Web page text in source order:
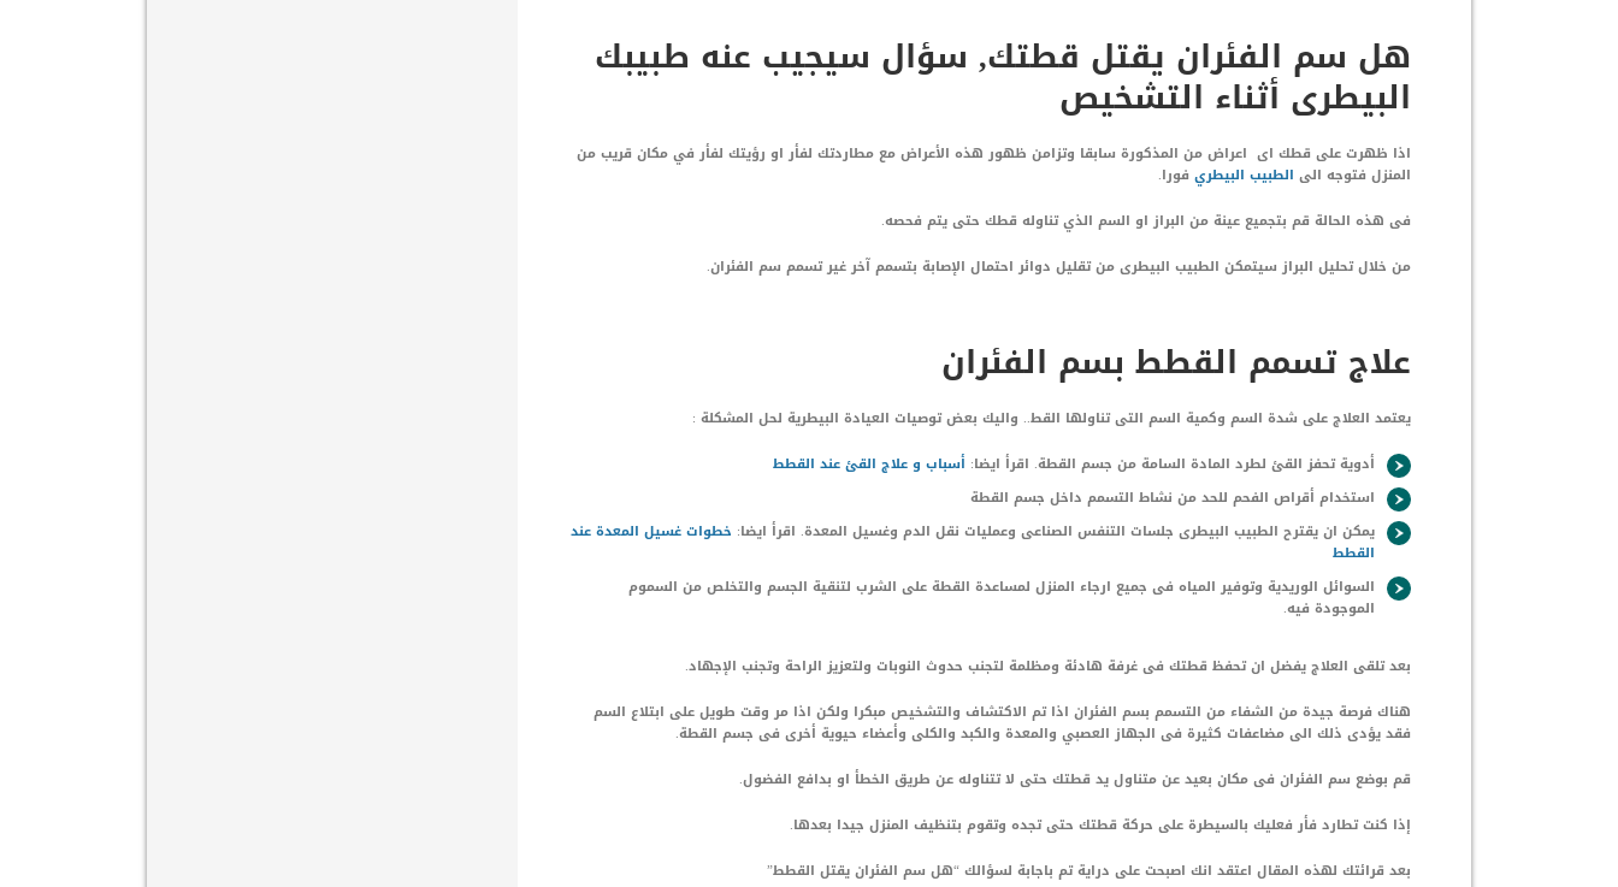
هل سم الفئران يقتل قطتك, سؤال سيجيب عنه طبيبك
البيطرى أثناء التشخيص
اذا ظهرت على قطك اى اعراض من المذكورة سابقا وتزامن ظهور هذه الأعراض مع مطاردتك لفأر او رؤيتك لفأر في مكان قريب من
المنزل فتوجه الى الطبيب البيطري فورا.
فى هذه الحالة قم بتجميع عينة من البراز او السم الذي تناوله قطك حتى يتم فحصه.
من خلال تحليل البراز سيتمكن الطبيب البيطرى من تقليل دوائر احتمال الإصابة بتسمم آخر غير تسمم سم الفئران.
علاج تسمم القطط بسم الفئران
يعتمد العلاج على شدة السم وكمية السم التى تناولها القط.. واليك بعض توصيات العيادة البيطرية لحل المشكلة :
أدوية تحفز القئ لطرد المادة السامة من جسم القطة. اقرأ ايضا: أسباب و علاج القئ عند القطط
استخدام أقراص الفحم للحد من نشاط التسمم داخل جسم القطة
يمكن ان يقترح الطبيب البيطرى جلسات التنفس الصناعى وعمليات نقل الدم وغسيل المعدة. اقرأ ايضا: خطوات غسيل المعدة عند
القطط
السوائل الوريدية وتوفير المياه فى جميع ارجاء المنزل لمساعدة القطة على الشرب لتنقية الجسم والتخلص من السموم
الموجودة فيه.
بعد تلقى العلاج يفضل ان تحفظ قطتك فى غرفة هادئة ومظلمة لتجنب حدوث النوبات ولتعزيز الراحة وتجنب الإجهاد.
هناك فرصة جيدة من الشفاء من التسمم بسم الفئران اذا تم الاكتشاف والتشخيص مبكرا ولكن اذا مر وقت طويل على ابتلاع السم
فقد يؤدى ذلك الى مضاعفات كثيرة فى الجهاز العصبي والمعدة والكبد والكلى وأعضاء حيوية أخرى فى جسم القطة.
قم بوضع سم الفئران فى مكان بعيد عن متناول يد قطتك حتى لا تتناوله عن طريق الخطأ او بدافع الفضول.
إذا كنت تطارد فأر فعليك بالسيطرة على حركة قطتك حتى تجده وتقوم بتنظيف المنزل جيدا بعدها.
بعد قرائتك لهذه المقال اعتقد انك اصبحت على دراية تم باجابة لسؤالك “هل سم الفئران يقتل القطط”